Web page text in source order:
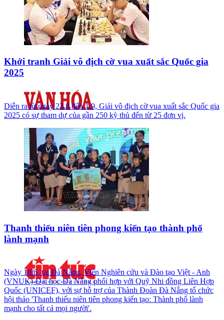
Khởi tranh Giải vô địch cờ vua xuất sắc Quốc gia
2025
Diễn ra từ ngày 23.8 đến 1.9, Giải vô địch cờ vua xuất sắc Quốc gia
2025 có sự tham dự của gần 250 kỳ thủ đến từ 25 đơn vị.
Thanh thiếu niên tiên phong kiến tạo thành phố
lành mạnh
Ngày 18/6, tại Đà Nẵng, Viện Nghiên cứu và Đào tạo Việt - Anh
(VNUK)-Đại học Đà Nẵng phối hợp với Quỹ Nhi đồng Liên Hợp
Quốc (UNICEF), với sự hỗ trợ của Thành Đoàn Đà Nẵng tổ chức
hội thảo 'Thanh thiếu niên tiên phong kiến tạo: Thành phố lành
mạnh cho tất cả mọi người'.